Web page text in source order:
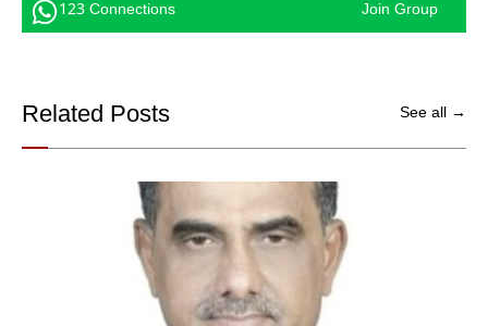
123 Connections Join Group
Related Posts See all →